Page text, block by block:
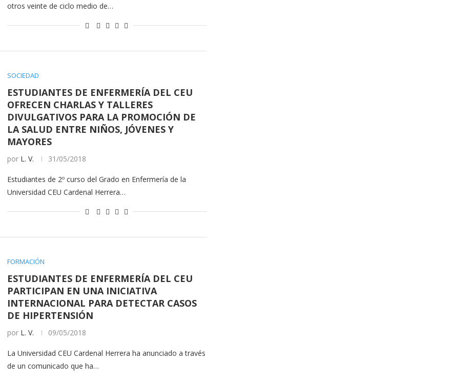
otros veinte de ciclo medio de…
SOCIEDAD
ESTUDIANTES DE ENFERMERÍA DEL CEU
OFRECEN CHARLAS Y TALLERES
DIVULGATIVOS PARA LA PROMOCIÓN DE
LA SALUD ENTRE NIÑOS, JÓVENES Y
MAYORES
por L. V. 31/05/2018
Estudiantes de 2º curso del Grado en Enfermería de la
Universidad CEU Cardenal Herrera…
FORMACIÓN
ESTUDIANTES DE ENFERMERÍA DEL CEU
PARTICIPAN EN UNA INICIATIVA
INTERNACIONAL PARA DETECTAR CASOS
DE HIPERTENSIÓN
por L. V. 09/05/2018
La Universidad CEU Cardenal Herrera ha anunciado a través
de un comunicado que ha…